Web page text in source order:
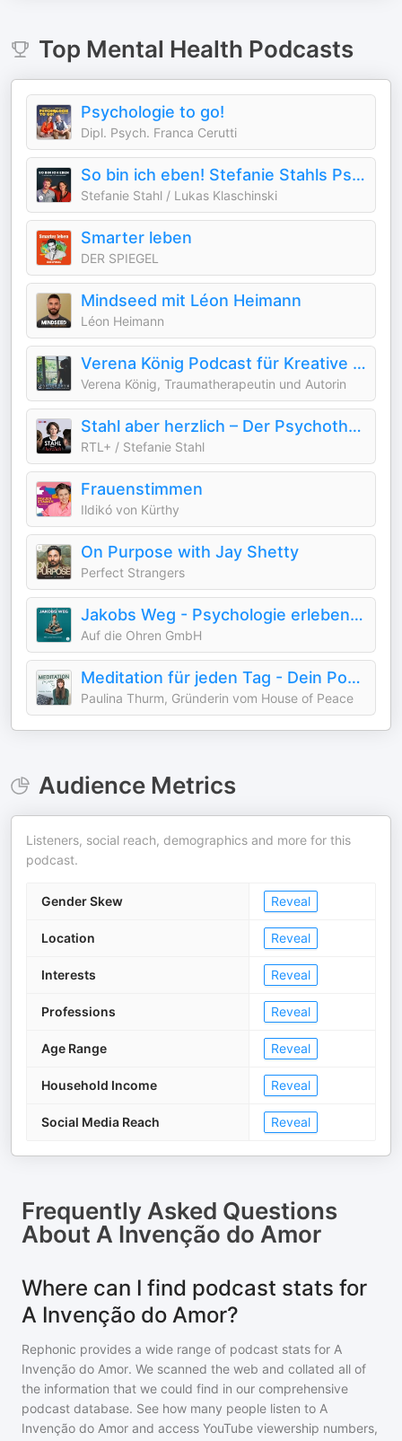
Top Mental Health Podcasts
Psychologie to go!
Dipl. Psych. Franca Cerutti
So bin ich eben! Stefanie Stahls Psychologie-Podcast für alle "Normalgestörten"
Stefanie Stahl / Lukas Klaschinski
Smarter leben
DER SPIEGEL
Mindseed mit Léon Heimann
Léon Heimann
Verena König Podcast für Kreative Transformation
Verena König, Traumatherapeutin und Autorin
Stahl aber herzlich – Der Psychotherapie-Podcast mit Stefanie Stahl
RTL+ / Stefanie Stahl
Frauenstimmen
Ildikó von Kürthy
On Purpose with Jay Shetty
Perfect Strangers
Jakobs Weg - Psychologie erleben mit Lukas Klaschinski
Auf die Ohren GmbH
Meditation für jeden Tag - Dein Podcast für geführte Meditationen und Entspannung
Paulina Thurm, Gründerin vom House of Peace
Audience Metrics
Listeners, social reach, demographics and more for this
podcast.
Gender Skew Reveal
Location Reveal
Interests Reveal
Professions Reveal
Age Range Reveal
Household Income Reveal
Social Media Reach Reveal
Frequently Asked Questions
About A Invenção do Amor
Where can I find podcast stats for
A Invenção do Amor?
Rephonic provides a wide range of podcast stats for A
Invenção do Amor. We scanned the web and collated all of
the information that we could find in our comprehensive
podcast database. See how many people listen to A
Invenção do Amor and access YouTube viewership numbers,